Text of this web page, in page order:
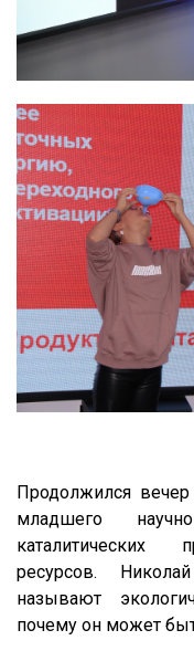
Продолжился
младшего
каталитических
ресурсов.
называют
почему он может